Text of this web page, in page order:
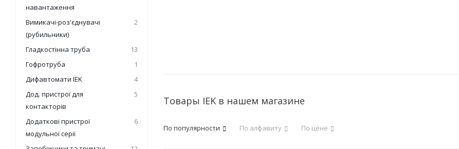
Товары IEK в нашем магазине
По популярности По алфавиту По цене
навантаження
Вимикачі-роз'єднувачі
(рубильники)
2
Гладкостінна труба
13
Гофротруба
1
Дифавтомати IEK
4
Дод. пристрої для
контакторів
5
Додаткові пристрої
модульної серії
6